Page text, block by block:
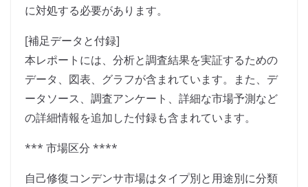
に対処する必要があります。
[補足データと付録]
本レポートには、分析と調査結果を実証するための
データ、図表、グラフが含まれています。また、デ
ータソース、調査アンケート、詳細な市場予測など
の詳細情報を追加した付録も含まれています。
*** 市場区分 ****
自己修復コンデンサ市場はタイプ別と用途別に分類